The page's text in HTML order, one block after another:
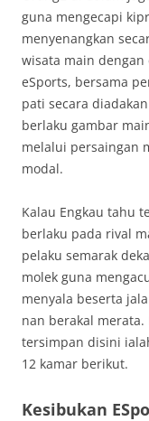
guna mengecapi
menyenangkan
wisata main
eSports, bersama
pati secara
berlaku gambar
melalui persaingan
modal.
Kalau Engkau tahu
berlaku pada rival
pelaku semarak
molek guna
menyala beserta
nan berakal
tersimpan disini
12 kamar berikut.
Kesibukan